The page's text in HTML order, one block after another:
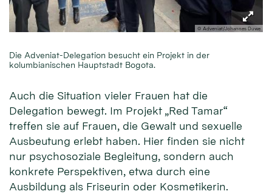
© Adveniat/Johannes Duwe
Die Adveniat-Delegation besucht ein Projekt in der
kolumbianischen Hauptstadt Bogota.
Auch die Situation vieler Frauen hat die
Delegation bewegt. Im Projekt „Red Tamar“
treffen sie auf Frauen, die Gewalt und sexuelle
Ausbeutung erlebt haben. Hier finden sie nicht
nur psychosoziale Begleitung, sondern auch
konkrete Perspektiven, etwa durch eine
Ausbildung als Friseurin oder Kosmetikerin.